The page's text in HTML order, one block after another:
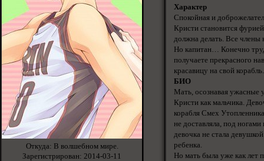
Откуда: В волшебном мире.
Зарегистрирован: 2014-03-11
Характер
Спокойная и
Кристи становится
должна делать. Все
Но капитан… Конечно
получаете прекрасного
красавицу на свой корабль.
БИО
Мать, осознавая ужасные
Кристи как мальчика.
корабля Смех
не доставляла, под
девочка не стала
ребенка.
Но мать была уже как лет